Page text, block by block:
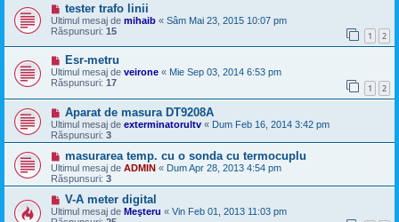
tester trafo linii
Ultimul mesaj de mihaib « Sâm Mai 23, 2015 10:07 pm
Răspunsuri: 15 1 2
Esr-metru
Ultimul mesaj de veirone « Mie Sep 03, 2014 6:53 pm
Răspunsuri: 17 1 2
Aparat de masura DT9208A
Ultimul mesaj de exterminatorultv « Dum Feb 16, 2014 3:42 pm
Răspunsuri: 3
masurarea temp. cu o sonda cu termocuplu
Ultimul mesaj de ADMIN « Dum Apr 28, 2013 4:54 pm
Răspunsuri: 3
V-A meter digital
Ultimul mesaj de Meşteru « Vin Feb 01, 2013 11:03 pm